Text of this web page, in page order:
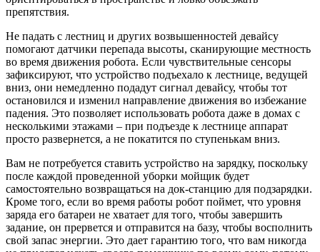
препятствия.
Не падать с лестниц и других возвышенностей девайсу
помогают датчики перепада высоты, сканирующие местность
во время движения робота. Если чувствительные сенсоры
зафиксируют, что устройство подъехало к лестнице, ведущей
вниз, они немедленно подадут сигнал девайсу, чтобы тот
остановился и изменил направление движения во избежание
падения. Это позволяет использовать робота даже в домах с
несколькими этажами – при подъезде к лестнице аппарат
просто развернется, а не покатится по ступенькам вниз.
Вам не потребуется ставить устройство на зарядку, поскольку
после каждой проведенной уборки мойщик будет
самостоятельно возвращаться на док-станцию для подзарядки.
Кроме того, если во время работы робот поймет, что уровня
заряда его батареи не хватает для того, чтобы завершить
задание, он прервется и отправится на базу, чтобы восполнить
свой запас энергии. Это дает гарантию того, что вам никогда